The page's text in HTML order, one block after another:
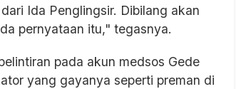
Ida Penglingsir. Dibilang akan
pernyataan itu," tegasnya.
pada akun medsos Gede
yang gayanya seperti preman di